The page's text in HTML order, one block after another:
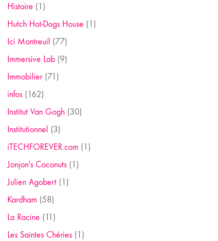
Histoire (1)
Hutch Hot-Dogs House (1)
Ici Montreuil (77)
Immersive Lab (9)
Immobilier(71)
infos (162)
Institut Van Gogh (30)
Institutionnel (3)
iTECHFOREVER.com (1)
Jonjon's Coconuts (1)
Julien Agobert (1)
Kardham (58)
La Racine (11)
Les Saintes Chéries (1)